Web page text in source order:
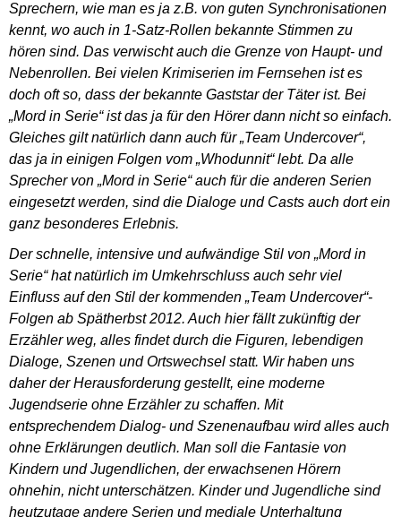
Sprechern, wie man es ja z.B. von guten Synchronisationen
kennt, wo auch in 1-Satz-Rollen bekannte Stimmen zu
hören sind. Das verwischt auch die Grenze von Haupt- und
Nebenrollen. Bei vielen Krimiserien im Fernsehen ist es
doch oft so, dass der bekannte Gaststar der Täter ist. Bei
„Mord in Serie“ ist das ja für den Hörer dann nicht so einfach.
Gleiches gilt natürlich dann auch für „Team Undercover“,
das ja in einigen Folgen vom „Whodunnit“ lebt. Da alle
Sprecher von „Mord in Serie“ auch für die anderen Serien
eingesetzt werden, sind die Dialoge und Casts auch dort ein
ganz besonderes Erlebnis.
Der schnelle, intensive und aufwändige Stil von „Mord in
Serie“ hat natürlich im Umkehrschluss auch sehr viel
Einfluss auf den Stil der kommenden „Team Undercover“-
Folgen ab Spätherbst 2012. Auch hier fällt zukünftig der
Erzähler weg, alles findet durch die Figuren, lebendigen
Dialoge, Szenen und Ortswechsel statt. Wir haben uns
daher der Herausforderung gestellt, eine moderne
Jugendserie ohne Erzähler zu schaffen. Mit
entsprechendem Dialog- und Szenenaufbau wird alles auch
ohne Erklärungen deutlich. Man soll die Fantasie von
Kindern und Jugendlichen, der erwachsenen Hörern
ohnehin, nicht unterschätzen. Kinder und Jugendliche sind
heutzutage andere Serien und mediale Unterhaltung